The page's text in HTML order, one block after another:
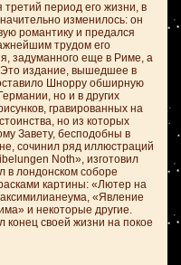
период его жизни, в
изменилось: он
романтику и предался
трудом его
задуманного еще в Риме, а
Это издание, вышедшее в
Шнорру обширную
но и в других
гравированных на
но из которых
Завету, бесподобны в
сочинил ряд иллюстраций
Noth», изготовил
в лондонском соборе
картины: «Лютер на
«Явление
и некоторые другие.
конец своей жизни на покое